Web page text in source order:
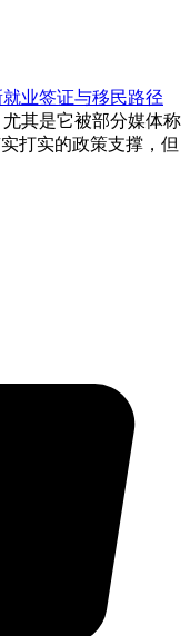
业签证与移民路径
其是它被部分媒体称
打实的政策支撑，但